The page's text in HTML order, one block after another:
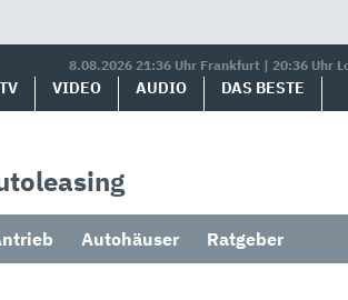
8.08.2026 21:36 Uhr Frankfurt | 20:36 Uhr
TV VIDEO AUDIO DAS BESTE
Autohäuser Ratgeber